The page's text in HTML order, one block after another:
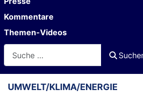
Kommentare
Themen-Videos
UMWELT/KLIMA/ENERGIE